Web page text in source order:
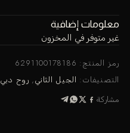
معلومات إضافية
غير متوفر في المخزون
رمز المنتج: 6291100178186
التصنيفات: الجيل الثاني, روح دبي
مشاركة